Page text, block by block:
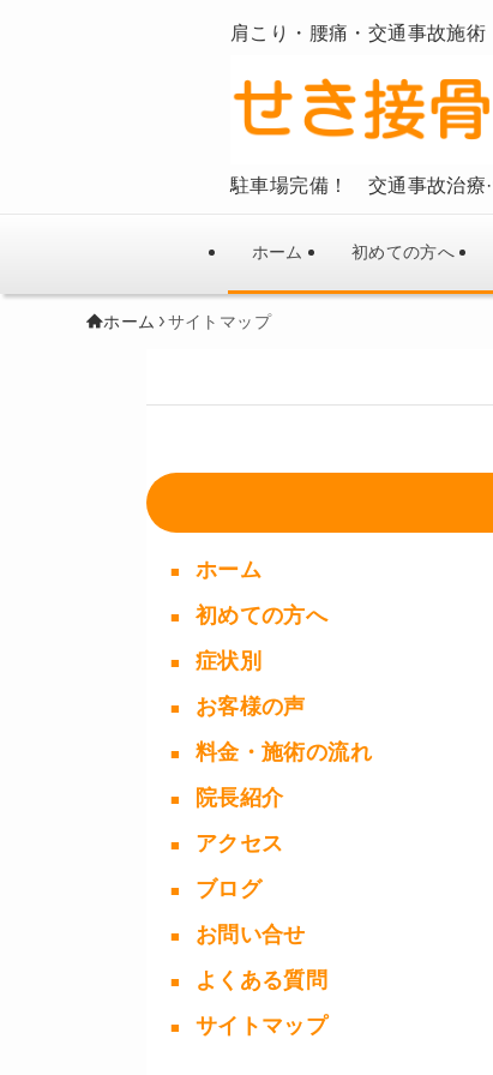
肩こり・腰痛・交通事故施
駐車場完備！ 交通事故治療
ホーム 初めての方へ
ホーム サイトマップ
ホーム
初めての方へ
症状別
お客様の声
料金・施術の流れ
院長紹介
アクセス
ブログ
お問い合せ
よくある質問
サイトマップ